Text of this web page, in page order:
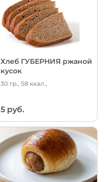
Хлеб ГУБЕРНИЯ ржаной
кусок
30 гр., 58 ккал.,
5 руб.